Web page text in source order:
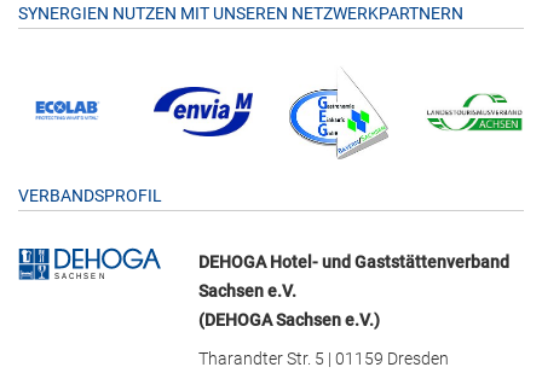
SYNERGIEN NUTZEN MIT UNSEREN NETZWERKPARTNERN
VERBANDSPROFIL
DEHOGA Hotel- und Gaststättenverband
Sachsen e.V.
(DEHOGA Sachsen e.V.)
Tharandter Str. 5 | 01159 Dresden